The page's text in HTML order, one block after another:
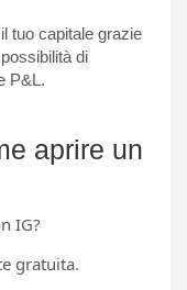
tuo capitale grazie
di
P&L.
aprire un
IG?
gratuita.